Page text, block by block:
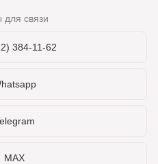
для связи
384-11-62
MAX